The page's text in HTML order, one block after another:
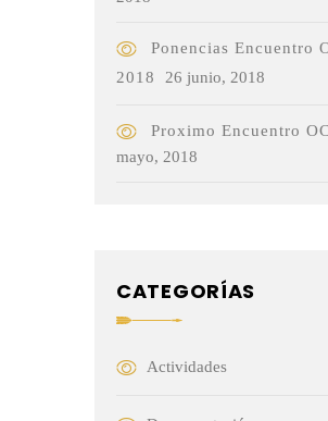
Ponencias Encuentro
2018
26 junio, 2018
Proximo Encuentro
mayo, 2018
CATEGORÍAS
Actividades